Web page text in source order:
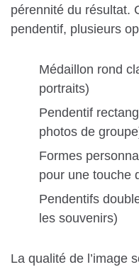
pérennité du résultat.
pendentif, plusieurs
Médaillon rond
portraits)
Pendentif
photos de
Formes
pour une touche
Pendentifs
les souvenirs)
La qualité de l’image